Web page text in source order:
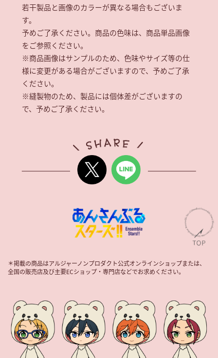
若干製品と画像のカラーが異なる場合もございま
す。
予めご了承ください。商品の色味は、商品単品画像
をご参照ください。
※商品画像はサンプルのため、色味やサイズ等の仕
様に変更がある場合がございますので、予めご了承
ください。
※縫製物のため、製品には個体差がございますの
で、予めご了承ください。
＊掲載の商品はアルジャーノンプロダクト公式オンラインショップまたは、
全国の販売店及び主要ECショップ・専門店などでお求めください。